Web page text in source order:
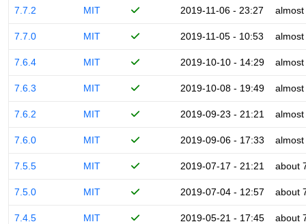
7.7.2 MIT 2019-11-06 - 23:27
7.7.0 MIT 2019-11-05 - 10:53
7.6.4 MIT 2019-10-10 - 14:29
7.6.3 MIT 2019-10-08 - 19:49
7.6.2 MIT 2019-09-23 - 21:21
7.6.0 MIT 2019-09-06 - 17:33
7.5.5 MIT 2019-07-17 - 21:21 about
7.5.0 MIT 2019-07-04 - 12:57 about
7.4.5 MIT 2019-05-21 - 17:45 about